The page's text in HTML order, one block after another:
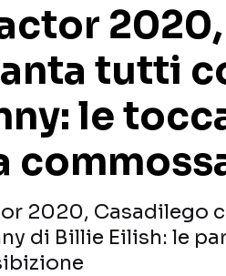
tutti
le
2020, Casadilego
di Billie Eilish: le